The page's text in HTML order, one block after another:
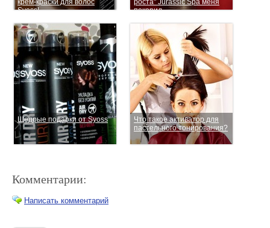
крем-краски для волос
Syoss!
роста" Jurassic Spa меня
покорил
Щедрые подарки от Syoss
Что такое активатор для
пастельного тонирования?
Комментарии:
Написать комментарий